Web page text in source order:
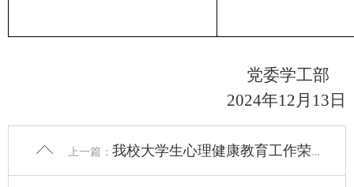
党委学工部
2024年12 月 13 日
上一篇： 我校大学生心理健康教育工作荣获陕西省多项荣誉表彰